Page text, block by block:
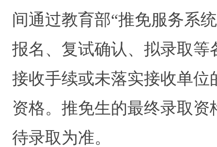
间通过教育部“推免服务系
报名、复试确认、拟录取
接收手续或未落实接收单
资格。推免生的最终录取资
待录取为准。